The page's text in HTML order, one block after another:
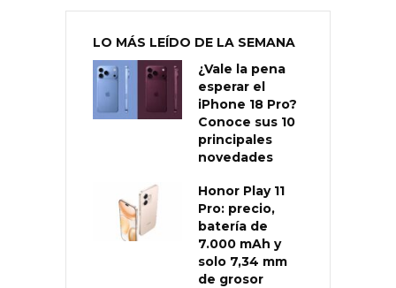
LO MÁS LEÍDO DE LA SEMANA
¿Vale la pena
esperar el
iPhone 18 Pro?
Conoce sus 10
principales
novedades
Honor Play 11
Pro: precio,
batería de
7.000 mAh y
solo 7,34 mm
de grosor